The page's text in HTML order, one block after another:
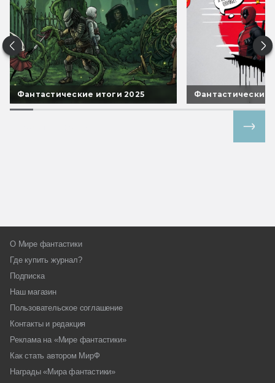
Фантастические итоги 2025 Фантастические
О Мире фантастики
Где купить журнал?
Подписка
Наш магазин
Пользовательское соглашение
Контакты и редакция
Реклама на «Мире фантастики»
Как стать автором МирФ
Награды «Мира фантастики»